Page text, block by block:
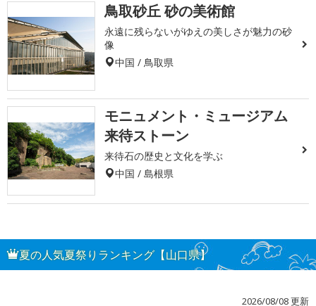
鳥取砂丘 砂の美術館
永遠に残らないがゆえの美しさが魅力の砂
像
中国 / 鳥取県
モニュメント・ミュージアム
来待ストーン
来待石の歴史と文化を学ぶ
中国 / 島根県
夏の人気夏祭りランキング【山口県】
2026/08/08 更新